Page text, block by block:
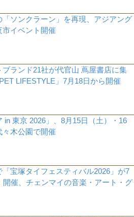
「ソンクラーン」を再現、アジアング
市イベント開催
ブランド21社が代官山 蔦屋書店に集
LIFESTYLE」7月18日から開催
in 東京 2026」、8月15日（土）・16
々木公園で開催
宝塚タイフェスティバル2026」が7
開催、チェンマイの音楽・アート・グ